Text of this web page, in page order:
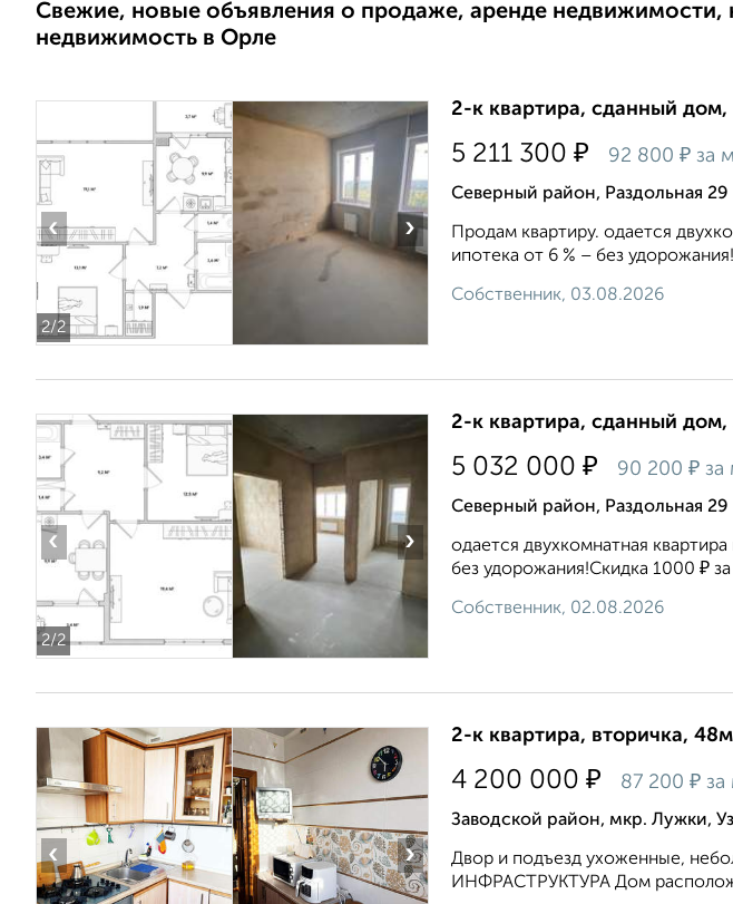
Свежие, новые объявления о продаже, аренде
недвижимость в Орле
2/2
‹ ›
2-к квартира, сданный
5 211 300 ₽ 92 800 ₽ за
Северный район, Раздольная 29
Продам квартиру. одается
ипотека от 6 % – без
Собственник, 03.08.2026
2/2
‹ ›
2-к квартира, сданный дом,
5 032 000 ₽ 90 200 ₽ за
Северный район, Раздольная 29
одается двухкомнатная
без удорожания!Скидка 1000 ₽
Собственник, 02.08.2026
‹ ›
2-к квартира, вторичка,
4 200 000 ₽ 87 200 ₽ за
Заводской район, мкр. Лужки,
Двор и подъезд ухоженные,
ИНФРАСТРУКТУРА Дом